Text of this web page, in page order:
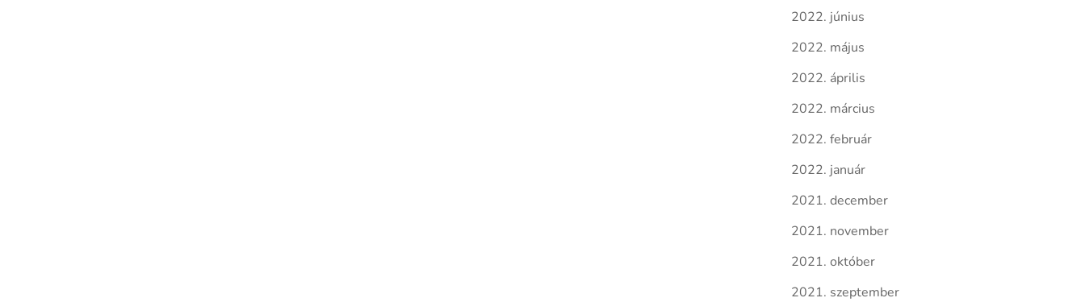
2022. június
2022. május
2022. április
2022. március
2022. február
2022. január
2021. december
2021. november
2021. október
2021. szeptember